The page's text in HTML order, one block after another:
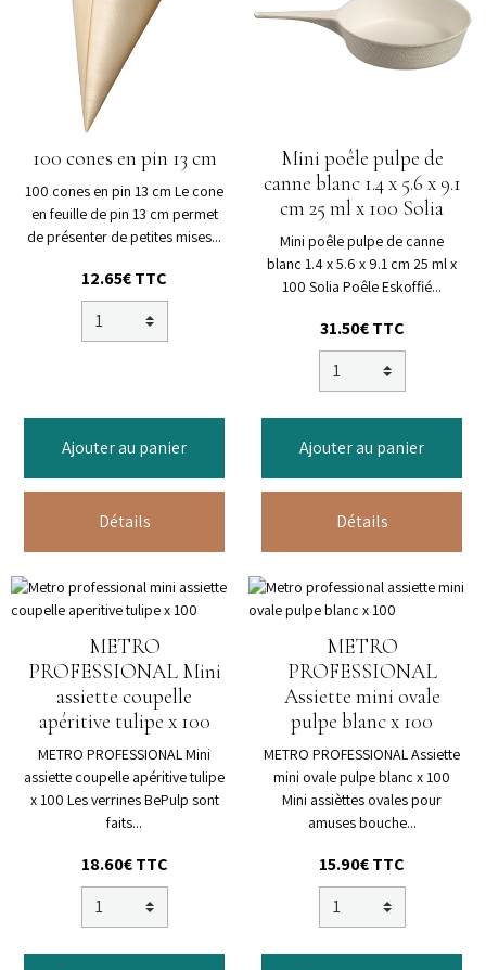
100 cones en pin 13 cm
100 cones en pin 13 cm Le cone
en feuille de pin 13 cm permet
de présenter de petites mises...
12.65€ TTC
Ajouter au panier
Détails
Mini poêle pulpe de
canne blanc 1.4 x 5.6 x 9.1
cm 25 ml x 100 Solia
Mini poêle pulpe de canne
blanc 1.4 x 5.6 x 9.1 cm 25 ml x
100 Solia Poêle Eskoffié...
31.50€ TTC
Ajouter au panier
Détails
METRO
PROFESSIONAL Mini
assiette coupelle
apéritive tulipe x 100
METRO PROFESSIONAL Mini
assiette coupelle apéritive tulipe
x 100 Les verrines BePulp sont
faits...
18.60€ TTC
METRO
PROFESSIONAL
Assiette mini ovale
pulpe blanc x 100
METRO PROFESSIONAL Assiette
mini ovale pulpe blanc x 100
Mini assièttes ovales pour
amuses bouche...
15.90€ TTC